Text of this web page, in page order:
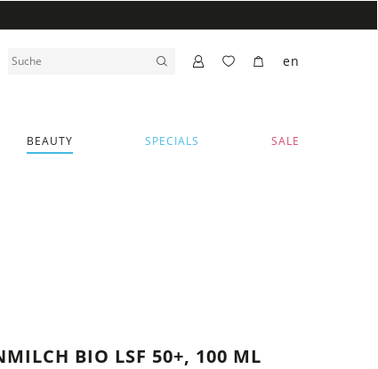
BEAUTY SPECIALS SALE
en
BIO LSF 50+, 100 ML